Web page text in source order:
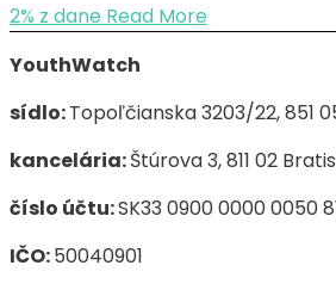
2% z dane Read More
YouthWatch
sídlo:Topoľčianska 3203/22, 851
kancelária:Štúrova 3, 811 02
číslo účtu:SK33 0900 0000 0050
IČO:50040901